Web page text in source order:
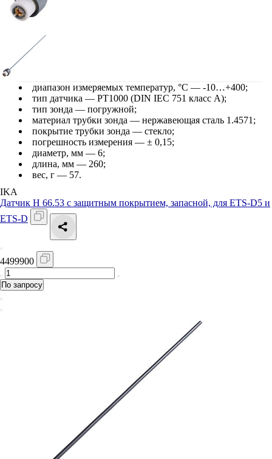
диапазон измеряемых температур, °С — -10…+400;
тип датчика — PT1000 (DIN IEC 751 класс А);
тип зонда — погружной;
материал трубки зонда — нержавеющая сталь 1.4571;
покрытие трубки зонда — стекло;
погрешность измерения — ± 0,15;
диаметр, мм — 6;
длина, мм — 260;
вес, г — 57.
IKA
Датчик H 66.53 с защитным покрытием, запасной, для ETS-D5 и
ETS-D
4499900
По запросу